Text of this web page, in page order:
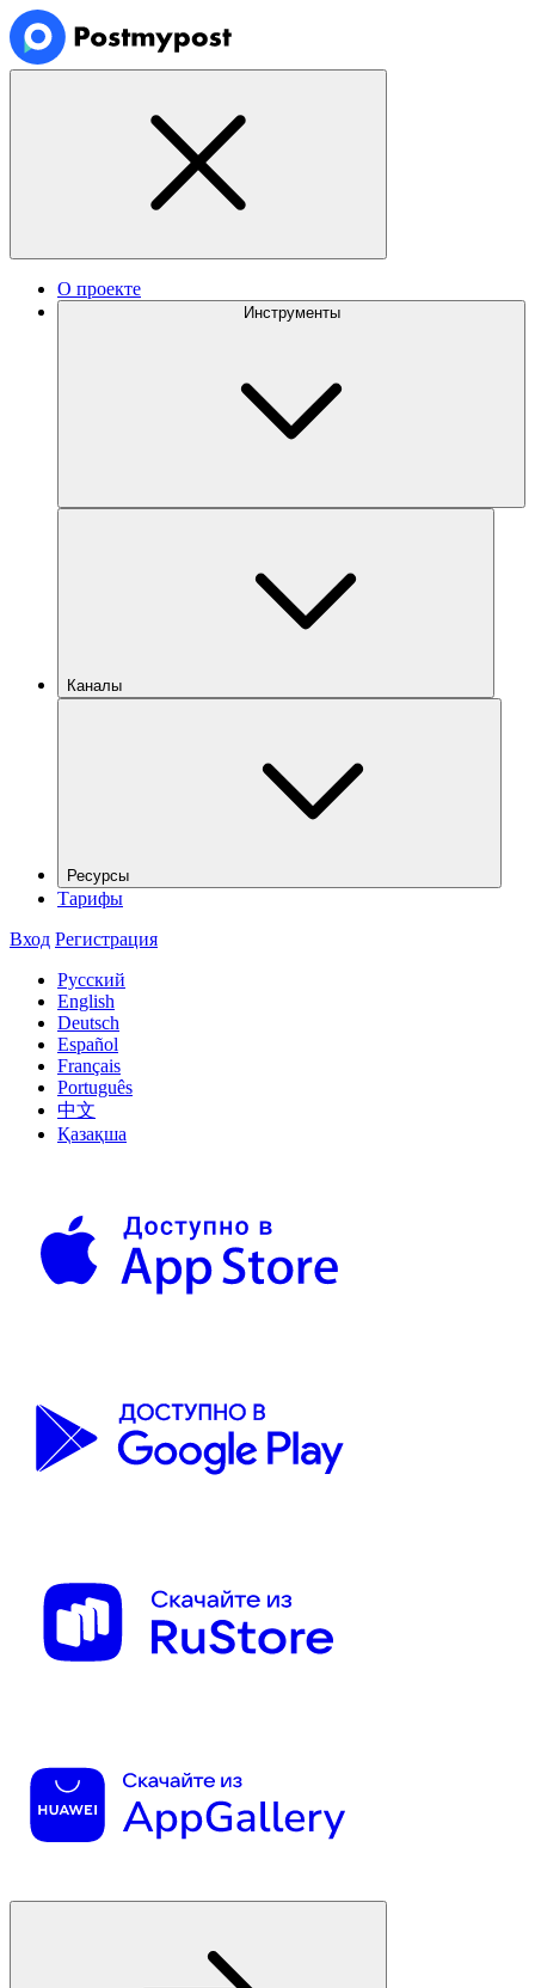
О проекте
Инструменты
Каналы
Ресурсы
Тарифы
Вход Регистрация
Русский
English
Deutsch
Español
Français
Português
中文
Қазақша